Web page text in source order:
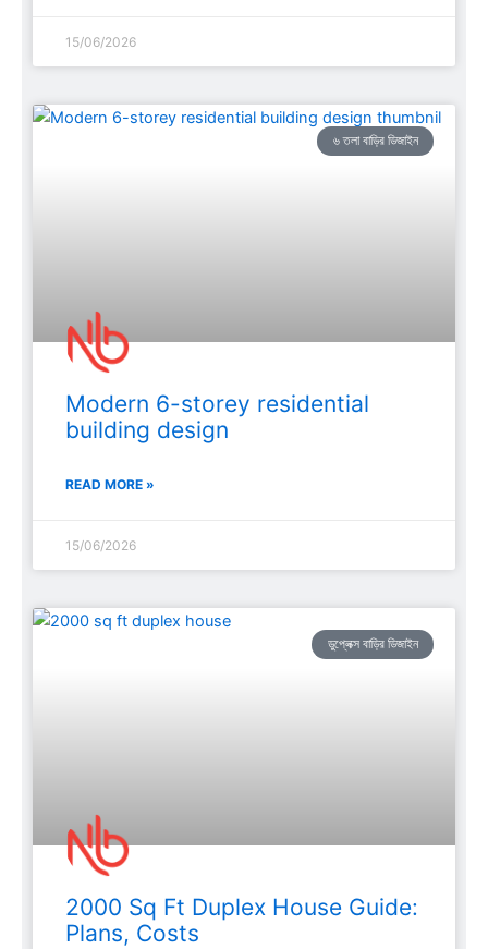
15/06/2026
৬ তলা বাড়ির ডিজাইন
Modern 6-storey residential
building design
READ MORE »
15/06/2026
ডুপ্লেক্স বাড়ির ডিজাইন
2000 Sq Ft Duplex House Guide:
Plans, Costs